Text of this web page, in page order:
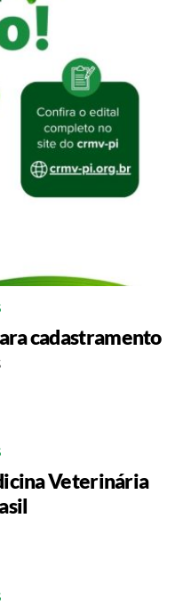
cadastramento
Veterinária